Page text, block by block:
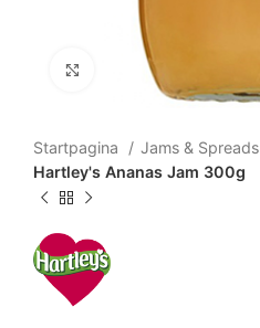
Klik om te vergroten
Startpagina Jams & Spreads
Hartley's Ananas Jam 300g